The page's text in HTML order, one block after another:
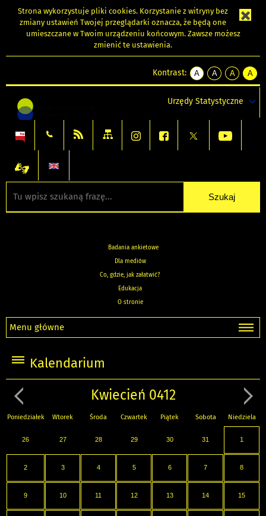
Strona wykorzystuje pliki cookies. Korzystanie z witryny bez
zmiany ustawień Twojej przeglądarki oznacza, że będą one
umieszczane w Twoim urządzeniu końcowym. Zawsze możesz
zmienić te ustawienia.
Kontrast:
A
kontrast
A
kontrast
tekst
czarnym
A
kontrast
tekst
czarnym
A
tekst
żółtym
Urzędy Statystyczne
Badania ankietowe
Dla mediów
Co, gdzie, jak załatwić?
Edukacja
O stronie
Menu główne
Kalendarium
Kwiecień 0412
Poniedziałek Wtorek Środa Czwartek Piątek Sobota Niedziela
26 27 28 29 30 31 1
2 3 4 5 6 7 8
9 10 11 12 13 14 15